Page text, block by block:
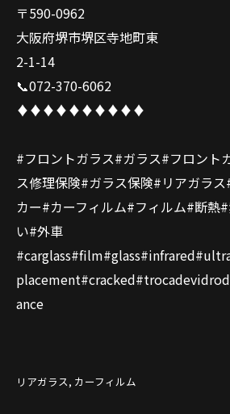
〒590-0962
大阪府堺市堺区寺地町東
2-1-14
📞072-370-6062
♦️♦️♦️♦️♦️♦️♦️♦️♦️♦️
#フロントガラス#ガラス#フロント
ス修理保険#ガラス保険#リアガラ
カー#カーフィルム#フィルム#断熱
い#外車
ance
リアガラス カーフィルム